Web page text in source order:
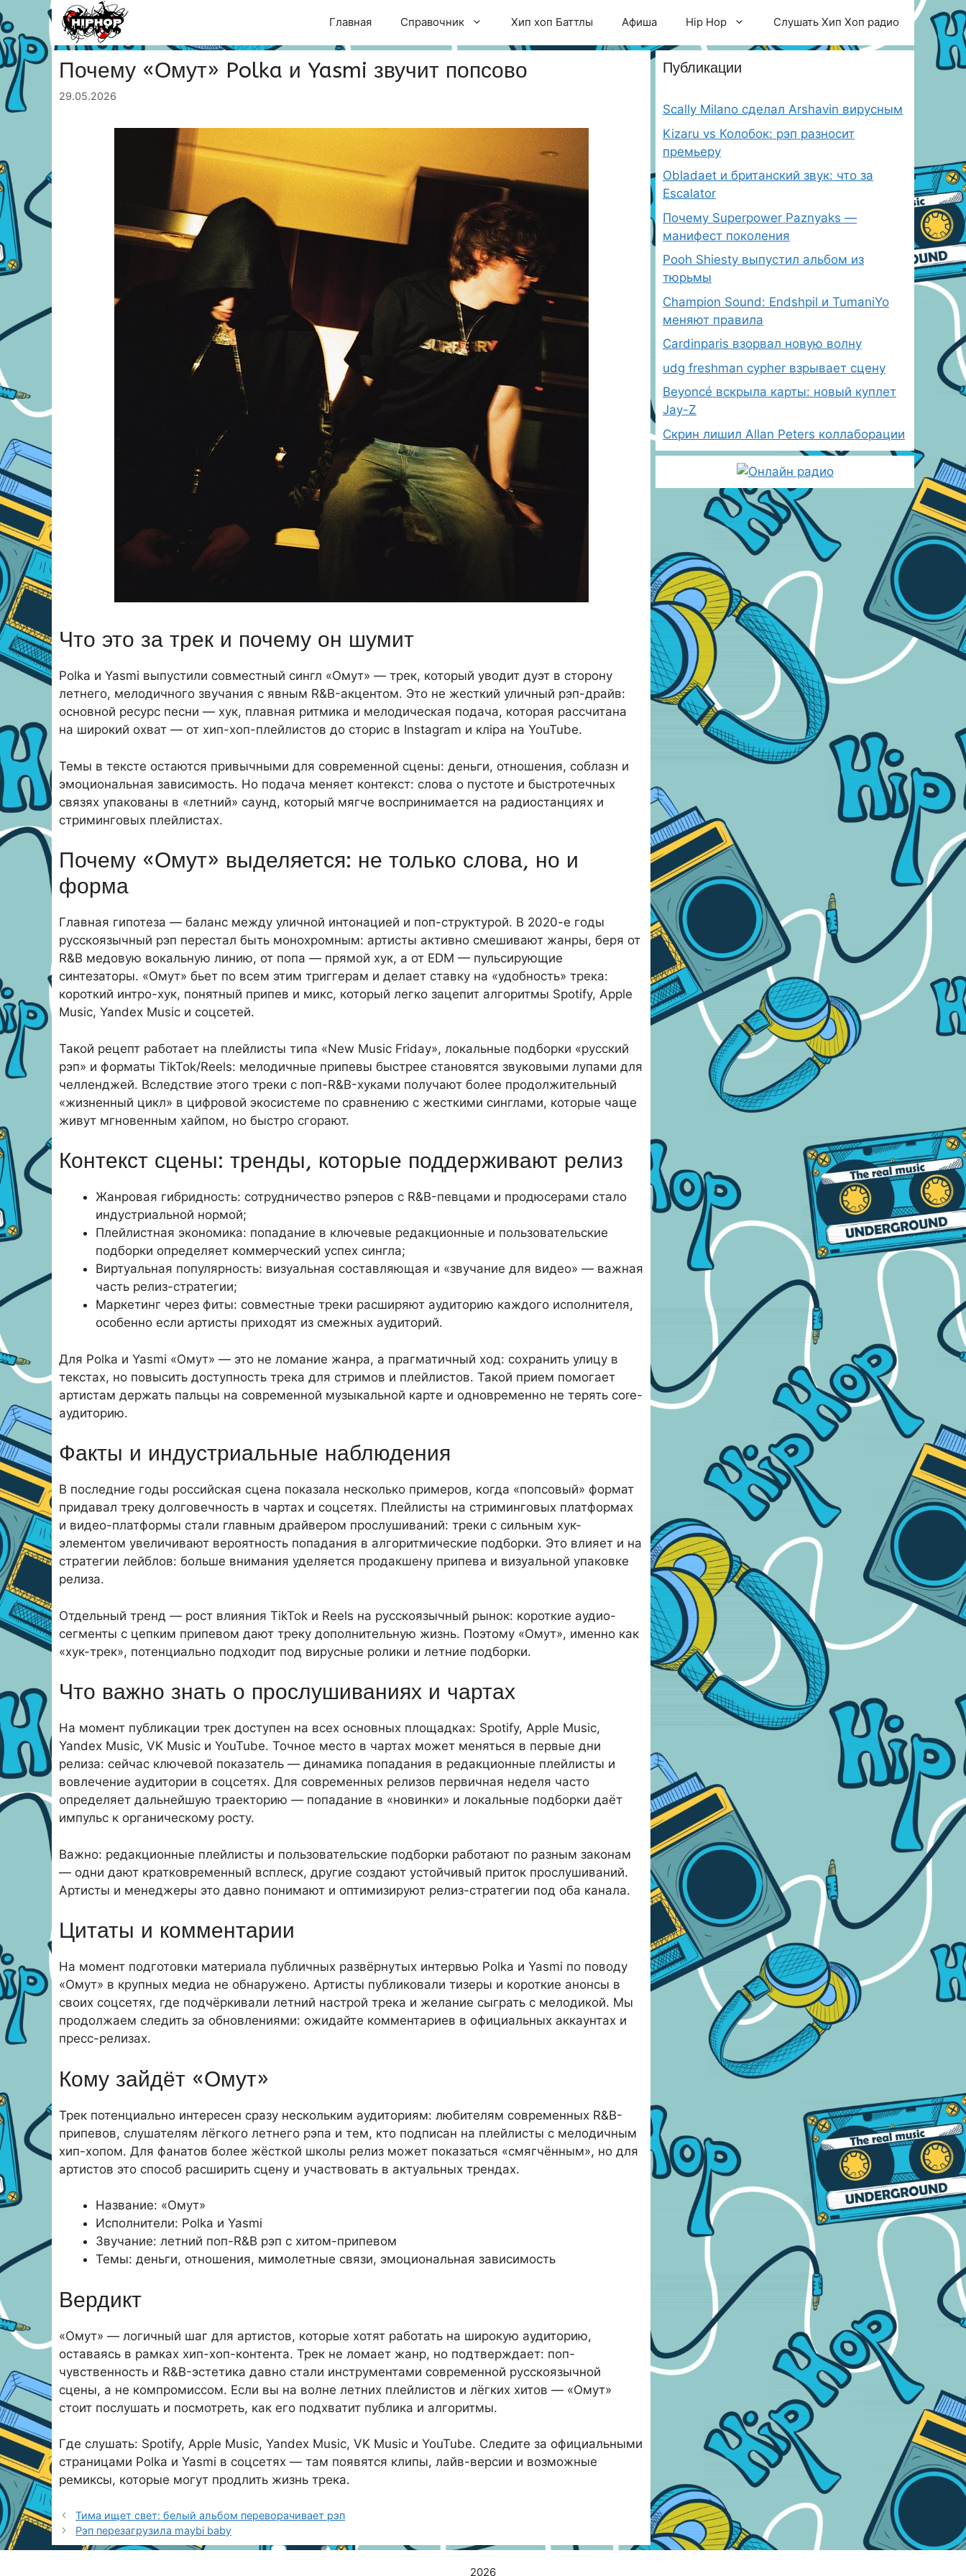
Перейти
к
содержимому
Главная Справочник Хип хоп Баттлы Афиша Hip Hop Слушать Хип Хоп радио
Почему «Омут» Polka и Yasmi звучит попсово
29.05.2026
Что это за трек и почему он шумит
Polka и Yasmi выпустили совместный сингл «Омут» — трек, который уводит дуэт в сторону
летнего, мелодичного звучания с явным R&B-акцентом. Это не жесткий уличный рэп-драйв:
основной ресурс песни — хук, плавная ритмика и мелодическая подача, которая рассчитана
на широкий охват — от хип-хоп-плейлистов до сторис в Instagram и клipa на YouTube.
Темы в тексте остаются привычными для современной сцены: деньги, отношения, соблазн и
эмоциональная зависимость. Но подача меняет контекст: слова о пустоте и быстротечных
связях упакованы в «летний» саунд, который мягче воспринимается на радиостанциях и
стриминговых плейлистах.
Почему «Омут» выделяется: не только слова, но и
форма
Главная гипотеза — баланс между уличной интонацией и поп-структурой. В 2020-е годы
русскоязычный рэп перестал быть монохромным: артисты активно смешивают жанры, беря от
R&B медовую вокальную линию, от попа — прямой хук, а от EDM — пульсирующие
синтезаторы. «Омут» бьет по всем этим триггерам и делает ставку на «удобность» трека:
короткий интро-хук, понятный припев и микс, который легко зацепит алгоритмы Spotify, Apple
Music, Yandex Music и соцсетей.
Такой рецепт работает на плейлисты типа «New Music Friday», локальные подборки «русский
рэп» и форматы TikTok/Reels: мелодичные припевы быстрее становятся звуковыми лупами для
челленджей. Вследствие этого треки с поп-R&B-хуками получают более продолжительный
«жизненный цикл» в цифровой экосистеме по сравнению с жесткими синглами, которые чаще
живут мгновенным хайпом, но быстро сгорают.
Контекст сцены: тренды, которые поддерживают релиз
Жанровая гибридность: сотрудничество рэперов с R&B-певцами и продюсерами стало
индустриальной нормой;
Плейлистная экономика: попадание в ключевые редакционные и пользовательские
подборки определяет коммерческий успех сингла;
Виртуальная популярность: визуальная составляющая и «звучание для видео» — важная
часть релиз-стратегии;
Маркетинг через фиты: совместные треки расширяют аудиторию каждого исполнителя,
особенно если артисты приходят из смежных аудиторий.
Для Polka и Yasmi «Омут» — это не ломание жанра, а прагматичный ход: сохранить улицу в
текстах, но повысить доступность трека для стримов и плейлистов. Такой прием помогает
артистам держать пальцы на современной музыкальной карте и одновременно не терять core-
аудиторию.
Факты и индустриальные наблюдения
В последние годы российская сцена показала несколько примеров, когда «попсовый» формат
придавал треку долговечность в чартах и соцсетях. Плейлисты на стриминговых платформах
и видео-платформы стали главным драйвером прослушиваний: треки с сильным хук-
элементом увеличивают вероятность попадания в алгоритмические подборки. Это влияет и на
стратегии лейблов: больше внимания уделяется продакшену припева и визуальной упаковке
релиза.
Отдельный тренд — рост влияния TikTok и Reels на русскоязычный рынок: короткие аудио-
сегменты с цепким припевом дают треку дополнительную жизнь. Поэтому «Омут», именно как
«хук-трек», потенциально подходит под вирусные ролики и летние подборки.
Что важно знать о прослушиваниях и чартах
На момент публикации трек доступен на всех основных площадках: Spotify, Apple Music,
Yandex Music, VK Music и YouTube. Точное место в чартах может меняться в первые дни
релиза: сейчас ключевой показатель — динамика попадания в редакционные плейлисты и
вовлечение аудитории в соцсетях. Для современных релизов первичная неделя часто
определяет дальнейшую траекторию — попадание в «новинки» и локальные подборки даёт
импульс к органическому росту.
Важно: редакционные плейлисты и пользовательские подборки работают по разным законам
— одни дают кратковременный всплеск, другие создают устойчивый приток прослушиваний.
Артисты и менеджеры это давно понимают и оптимизируют релиз-стратегии под оба канала.
Цитаты и комментарии
На момент подготовки материала публичных развёрнутых интервью Polka и Yasmi по поводу
«Омут» в крупных медиа не обнаружено. Артисты публиковали тизеры и короткие анонсы в
своих соцсетях, где подчёркивали летний настрой трека и желание сыграть с мелодикой. Мы
продолжаем следить за обновлениями: ожидайте комментариев в официальных аккаунтах и
пресс-релизах.
Кому зайдёт «Омут»
Трек потенциально интересен сразу нескольким аудиториям: любителям современных R&B-
припевов, слушателям лёгкого летнего рэпа и тем, кто подписан на плейлисты с мелодичным
хип-хопом. Для фанатов более жёсткой школы релиз может показаться «смягчённым», но для
артистов это способ расширить сцену и участвовать в актуальных трендах.
Название: «Омут»
Исполнители: Polka и Yasmi
Звучание: летний поп-R&B рэп с хитом-припевом
Темы: деньги, отношения, мимолетные связи, эмоциональная зависимость
Вердикт
«Омут» — логичный шаг для артистов, которые хотят работать на широкую аудиторию,
оставаясь в рамках хип-хоп-контента. Трек не ломает жанр, но подтверждает: поп-
чувственность и R&B-эстетика давно стали инструментами современной русскоязычной
сцены, а не компромиссом. Если вы на волне летних плейлистов и лёгких хитов — «Омут»
стоит послушать и посмотреть, как его подхватит публика и алгоритмы.
Где слушать: Spotify, Apple Music, Yandex Music, VK Music и YouTube. Следите за официальными
страницами Polka и Yasmi в соцсетях — там появятся клипы, лайв-версии и возможные
ремиксы, которые могут продлить жизнь трека.
Тима ищет свет: белый альбом переворачивает рэп
Рэп перезагрузила maybi baby
Публикации
Scally Milano сделал Arshavin вирусным
Kizaru vs Колобок: рэп разносит
премьеру
Obladaet и британский звук: что за
Escalator
Почему Superpower Paznyaks —
манифест поколения
Pooh Shiesty выпустил альбом из
тюрьмы
Champion Sound: Endshpil и TumaniYo
меняют правила
Cardinparis взорвал новую волну
udg freshman cypher взрывает сцену
Beyoncé вскрыла карты: новый куплет
Jay-Z
Скрин лишил Allan Peters коллаборации
2026